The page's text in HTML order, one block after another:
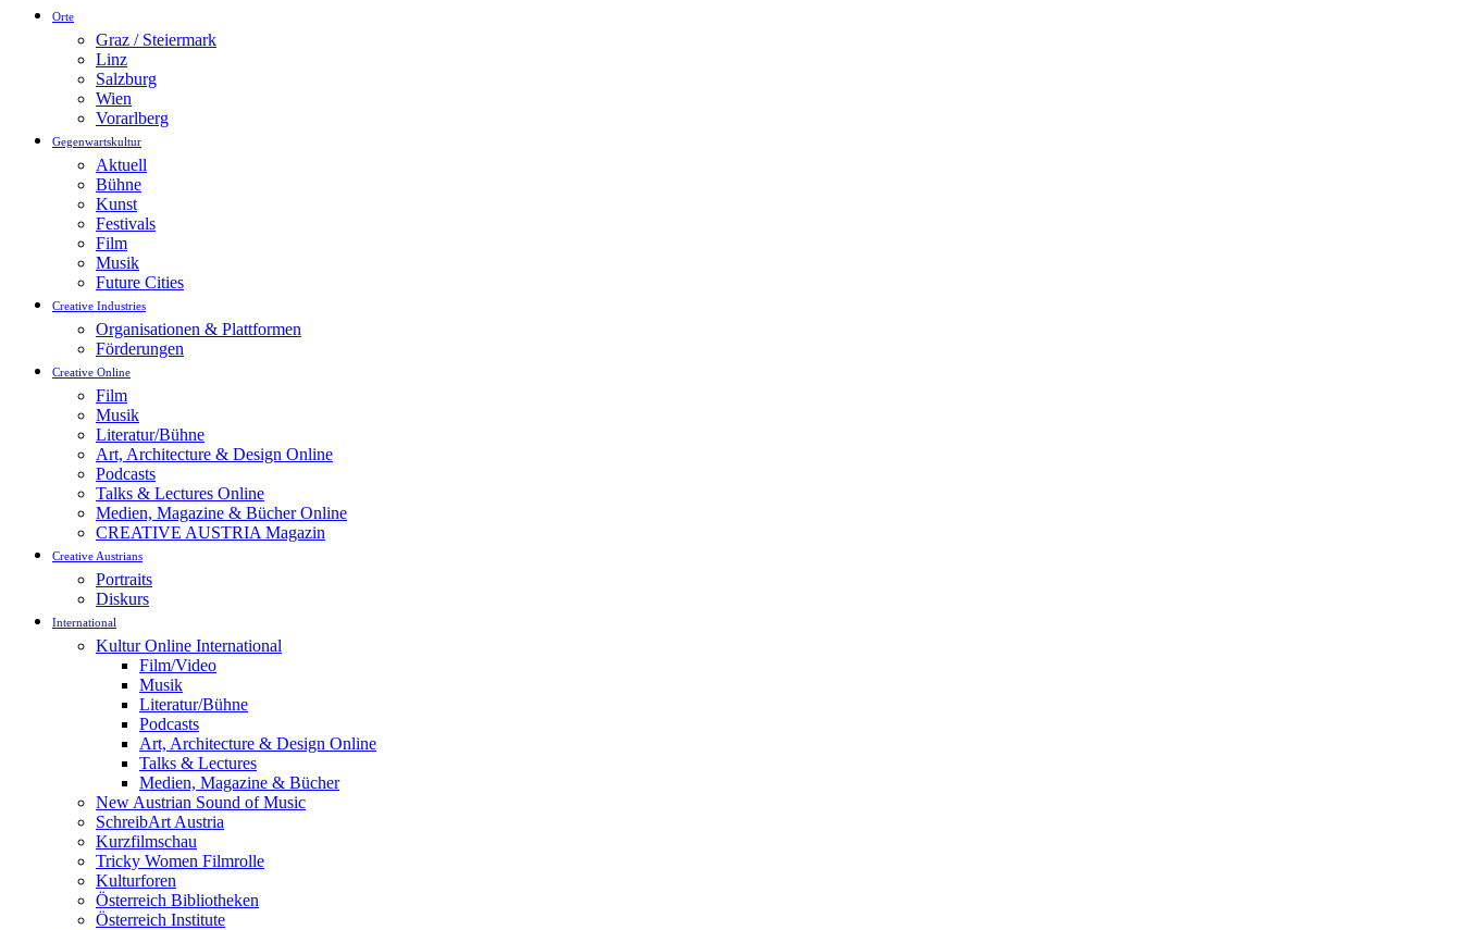
Orte
Graz / Steiermark
Linz
Salzburg
Wien
Vorarlberg
Gegenwartskultur
Aktuell
Bühne
Kunst
Festivals
Film
Musik
Future Cities
Creative Industries
Organisationen & Plattformen
Förderungen
Creative Online
Film
Musik
Literatur/Bühne
Art, Architecture & Design Online
Podcasts
Talks & Lectures Online
Medien, Magazine & Bücher Online
CREATIVE AUSTRIA Magazin
Creative Austrians
Portraits
Diskurs
International
Kultur Online International
Film/Video
Musik
Literatur/Bühne
Podcasts
Art, Architecture & Design Online
Talks & Lectures
Medien, Magazine & Bücher
New Austrian Sound of Music
SchreibArt Austria
Kurzfilmschau
Tricky Women Filmrolle
Kulturforen
Österreich Bibliotheken
Österreich Institute